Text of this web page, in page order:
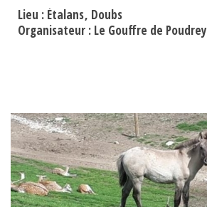
Lieu : Étalans Doubs
Organisateur : Le Gouffre de Poudrey